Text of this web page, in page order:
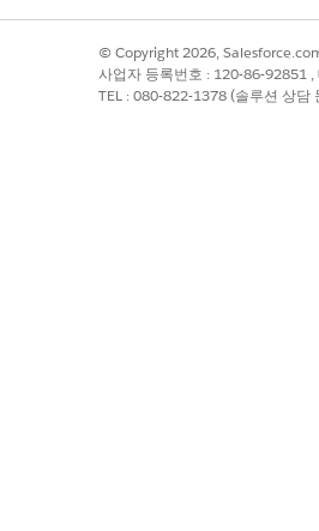
as
JOIN ssot__Vehicle__dlm ON
© Copyright 2026,
사업자 등록번호 : 120-86-92851
TEL : 080-822-1378 (솔루션 상